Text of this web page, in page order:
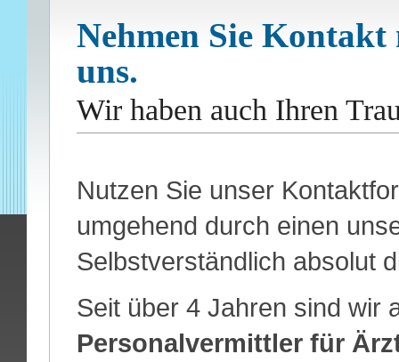
Nehmen Sie
uns.
Wir haben auch Ihren
Nutzen Sie unser
umgehend durch einen
Selbstverständlich absolut
Seit über 4 Jahren sind wir
Personalvermittler für